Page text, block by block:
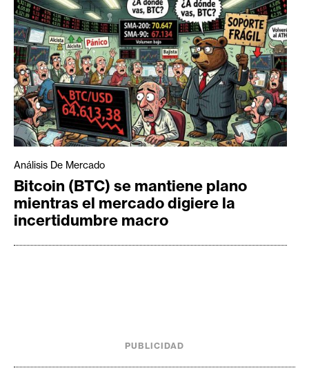
Análisis De Mercado
Bitcoin (BTC) se mantiene plano
mientras el mercado digiere la
incertidumbre macro
PUBLICIDAD